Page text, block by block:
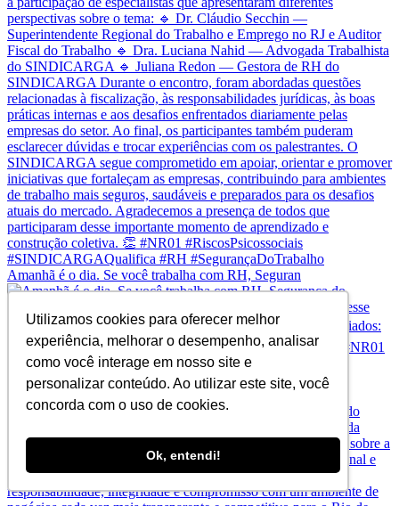
Utilizamos cookies para oferecer melhor
experiência, melhorar o desempenho, analisar
como você interage em nosso site e
personalizar conteúdo. Ao utilizar este site, você
concorda com o uso de cookies.
Ok, entendi!
Amanhã é o dia. Se você trabalha com RH, Seguran
A Operação Mare Liberum não comprometeu a operação